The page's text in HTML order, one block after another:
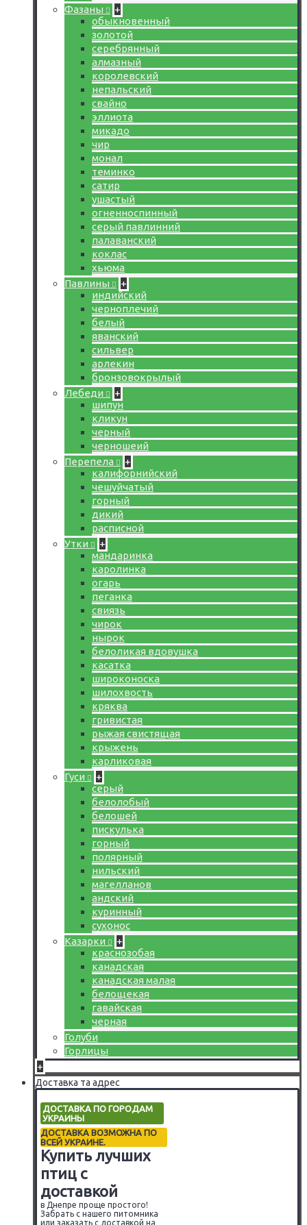
Фазаны
+
обыкновенный
золотой
серебрянный
алмазный
королевский
непальский
свайно
эллиота
микадо
чир
монал
теминко
сатир
ушастый
огненноспинный
серый павлинний
палаванский
коклас
хьюма
Павлины
+
индийский
черноплечий
белый
яванский
сильвер
арлекин
бронзовокрылый
Лебеди
+
шипун
кликун
черный
черношеий
Перепела
+
калифорнийский
чешуйчатый
горный
дикий
расписной
Утки
+
мандаринка
каролинка
огарь
пеганка
свиязь
чирок
нырок
белоликая вдовушка
касатка
широконоска
шилохвость
кряква
гривистая
рыжая свистящая
крыжень
карликовая
Гуси
+
серый
белолобый
белошей
пискулька
горный
полярный
нильский
магелланов
андский
куринный
сухонос
Казарки
+
краснозобая
канадская
канадская малая
белощекая
гавайская
черная
Голуби
Горлицы
+
Доставка та адрес
ДОСТАВКА ПО ГОРОДАМ
УКРАИНЫ
ДОСТАВКА ВОЗМОЖНА ПО
ВСЕЙ УКРАИНЕ.
Купить лучших
птиц с
доставкой
в Днепре проще простого!
Забрать с нашего питомника
или заказать с доставкой на